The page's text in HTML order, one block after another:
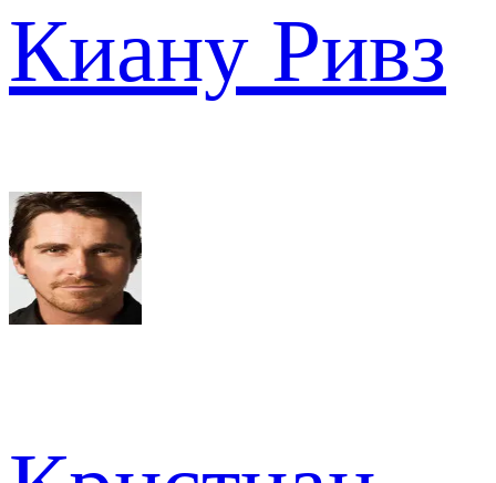
Киану Ривз